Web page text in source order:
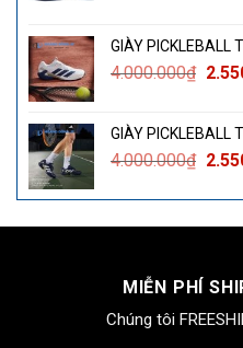
GIÀY PICKLEBALL
4.000.000₫ Giá
GIÀY PICKLEBALL
4.000.000₫ Giá
là:
MIỄN PHÍ
Chúng tôi